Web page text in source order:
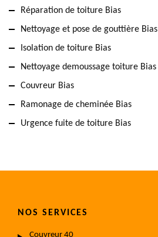
Réparation de toiture Bias
Nettoyage et pose de gouttière Bias
Isolation de toiture Bias
Nettoyage demoussage toiture Bias
Couvreur Bias
Ramonage de cheminée Bias
Urgence fuite de toiture Bias
NOS SERVICES
Couvreur 40